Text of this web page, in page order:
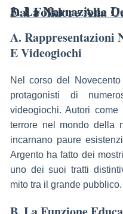
3. La Narrazione Dei Mostri Nei
A. Rappresentazioni
E Videogiochi
Nel corso del
protagonisti di
videogiochi. Autori
terrore nel mondo della
incarnano paure
Argento ha fatto dei
uno dei suoi tratti
mito tra il grande pubblico.